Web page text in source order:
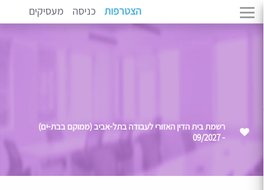
הצטרפות כניסה מעסיקים
רשמת בית הדין האזורי לעבודה בתל-אביב (ממוקם בבת-ים)
- 09/2027